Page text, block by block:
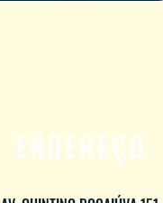
ENDEREÇO